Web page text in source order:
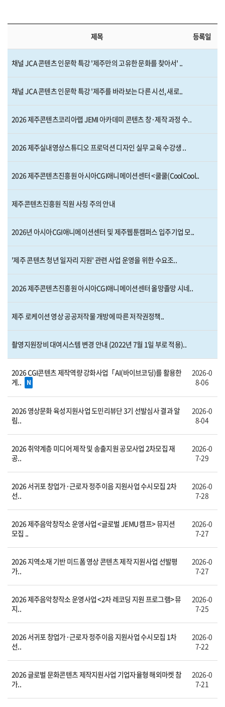
제목 등록일
채널 JCA 콘텐츠 인문학 특강 '제주만의 고유한 문화를 찾아서' ..
채널 JCA 콘텐츠 인문학 특강 '제주를 바라보는 다른 시선, 새로..
2026 제주콘텐츠코리아랩 JEMI 아카데미 콘텐츠 창·제작 과정 수..
2026 제주실내영상스튜디오 프로덕션 디자인 실무 교육 수강생 ..
2026 제주콘텐츠진흥원 아시아CGI애니메이션센터 <쿨쿨(CoolCool..
제주콘텐츠진흥원 직원 사칭 주의 안내
2026년 아시아CGI애니메이션센터 및 제주웹툰캠퍼스 입주기업 모..
'제주 콘텐츠 청년 일자리 지원' 관련 사업 운영을 위한 수요조..
2026 제주콘텐츠진흥원 아시아CGI애니메이션센터 올망졸망 시네..
제주 로케이션 영상 공공저작물 개방에 따른 저작권정책..
촬영지원장비 대여시스템 변경 안내 (2022년 7월 1일 부로 적용)..
2026 CGI콘텐츠 제작역량 강화사업「AI(바이브코딩)를 활용한
게..
N
2026-0
8-06
2026 영상문화 육성지원사업 도민리뷰단 3기 선발심사 결과 알
림..
2026-0
8-04
2026 취약계층 미디어 제작 및 송출지원 공모사업 2차모집 재
공..
2026-0
7-29
2026 서귀포 창업가·근로자 정주이음 지원사업 수시모집 2차
선..
2026-0
7-28
2026 제주음악창작소 운영사업 <글로벌 JEMU 캠프> 뮤지션
모집 ..
2026-0
7-27
2026 지역소재 기반 미드폼 영상 콘텐츠 제작 지원사업 선발평
가..
2026-0
7-27
2026 제주음악창작소 운영사업 <2차 레코딩 지원 프로그램> 뮤
지..
2026-0
7-25
2026 서귀포 창업가·근로자 정주이음 지원사업 수시모집 1차
선..
2026-0
7-22
2026 글로벌 문화콘텐츠 제작지원사업 기업자율형 해외마켓 참
가..
2026-0
7-21